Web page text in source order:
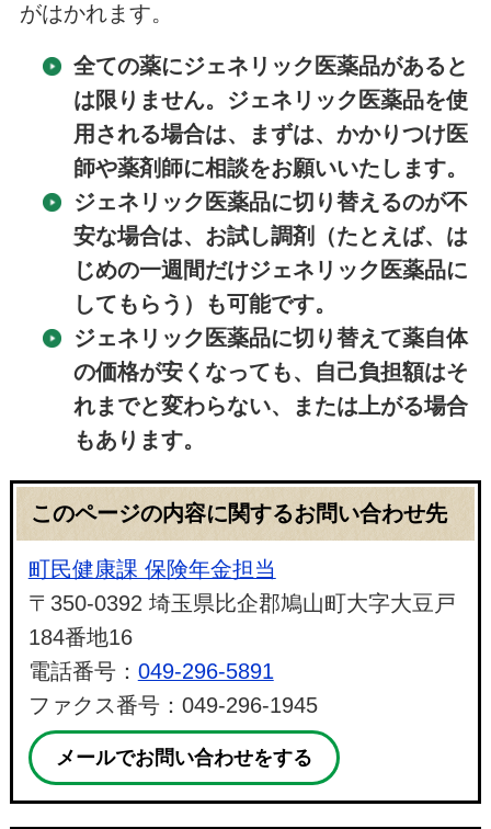
がはかれます。
全ての薬にジェネリック医薬品があると
は限りません。ジェネリック医薬品を使
用される場合は、まずは、かかりつけ医
師や薬剤師に相談をお願いいたします。
ジェネリック医薬品に切り替えるのが不
安な場合は、お試し調剤（たとえば、は
じめの一週間だけジェネリック医薬品に
してもらう）も可能です。
ジェネリック医薬品に切り替えて薬自体
の価格が安くなっても、自己負担額はそ
れまでと変わらない、または上がる場合
もあります。
このページの内容に関するお問い合わせ先
町民健康課 保険年金担当
〒350-0392 埼玉県比企郡鳩山町大字大豆戸
184番地16
電話番号： 049-296-5891
ファクス番号：049-296-1945
メールでお問い合わせをする